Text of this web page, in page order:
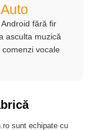
fără fir
asculta muzică
vocale
sunt echipate cu